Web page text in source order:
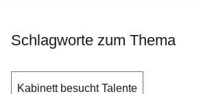
Schlagworte zum Thema
Kabinett besucht Talente